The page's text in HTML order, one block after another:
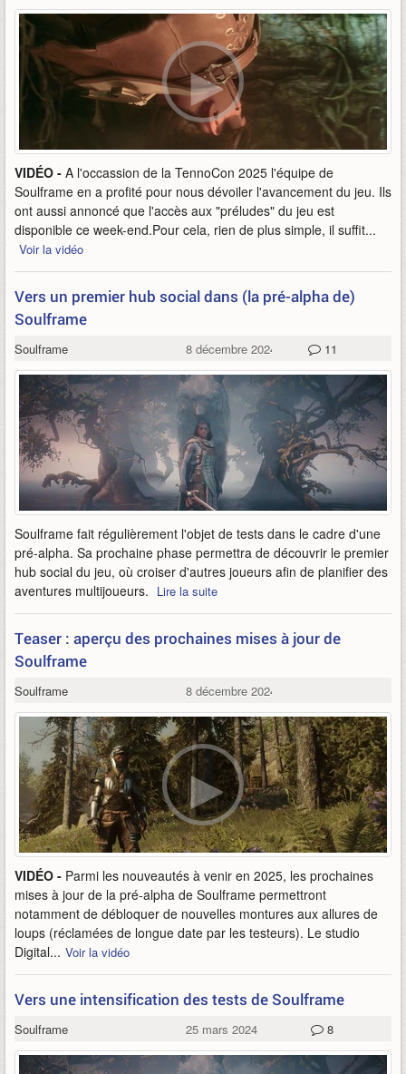
VIDÉO - A l'occassion de la TennoCon 2025 l'équipe de
Soulframe en a profité pour nous dévoiler l'avancement du jeu. Ils
ont aussi annoncé que l'accès aux "préludes" du jeu est
disponible ce week-end.Pour cela, rien de plus simple, il suffit...
Voir la vidéo
Vers un premier hub social dans (la pré-alpha de)
Soulframe
Soulframe 8 décembre 2024 11
Soulframe fait régulièrement l'objet de tests dans le cadre d'une
pré-alpha. Sa prochaine phase permettra de découvrir le premier
hub social du jeu, où croiser d'autres joueurs afin de planifier des
aventures multijoueurs. Lire la suite
Teaser : aperçu des prochaines mises à jour de
Soulframe
Soulframe 8 décembre 2024
VIDÉO - Parmi les nouveautés à venir en 2025, les prochaines
mises à jour de la pré-alpha de Soulframe permettront
notamment de débloquer de nouvelles montures aux allures de
loups (réclamées de longue date par les testeurs). Le studio
Digital... Voir la vidéo
Vers une intensification des tests de Soulframe
Soulframe 25 mars 2024 8